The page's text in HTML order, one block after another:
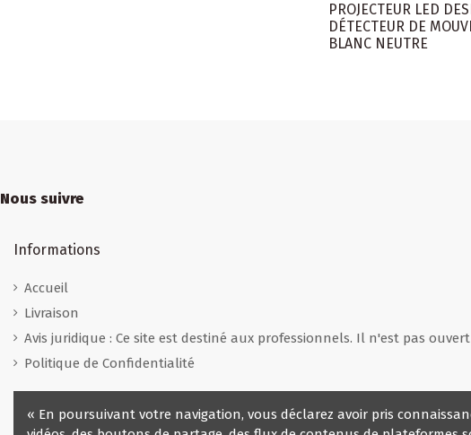
PROJECTEUR LED
DÉTECTEUR DE
BLANC NEUTRE
Nous suivre
Informations
Accueil
Livraison
Avis juridique : Ce site est destiné aux professionnels. Il n'est pas
Politique de Confidentialité
« En poursuivant votre navigation, vous déclarez avoir pris